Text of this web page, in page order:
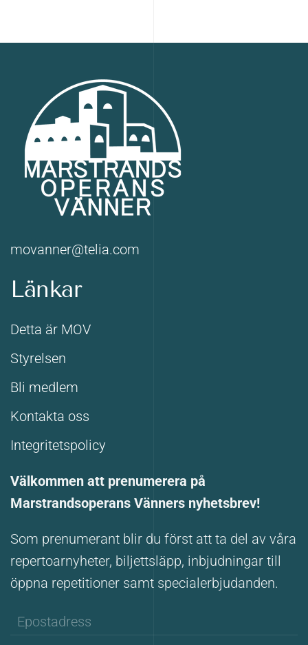
movanner@telia.com
Länkar
Detta är MOV
Styrelsen
Bli medlem
Kontakta oss
Integritetspolicy
Välkommen att prenumerera på
Marstrandsoperans Vänners nyhetsbrev!
Som prenumerant blir du först att ta del av våra
repertoarnyheter, biljettsläpp, inbjudningar till
öppna repetitioner samt specialerbjudanden.